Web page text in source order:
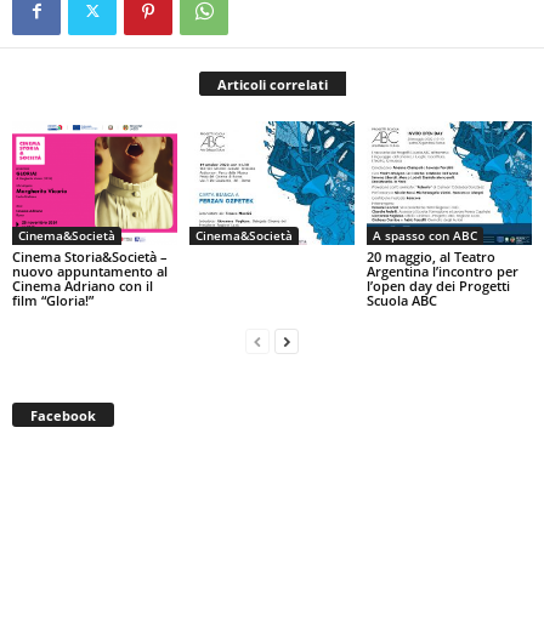
Articoli correlati
Cinema&Società
Cinema Storia&Società –
nuovo appuntamento al
Cinema Adriano con il
film “Gloria!”
Cinema&Società A spasso con ABC
20 maggio, al Teatro
Argentina l’incontro per
l’open day dei Progetti
Scuola ABC
Facebook